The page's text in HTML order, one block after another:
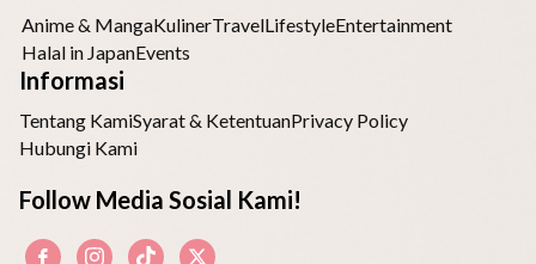
Anime & MangaKulinerTravelLifestyleEntertainment
Halal in JapanEvents
Informasi
Tentang KamiSyarat & KetentuanPrivacy Policy
Hubungi Kami
Follow Media Sosial Kami!